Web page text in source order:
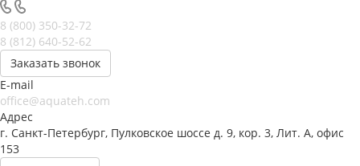
8 (800) 350-32-72
8 (812) 640-52-62
Заказать звонок
E-mail
office@aquateh.com
Адрес
г. Санкт-Петербург, Пулковское шоссе д. 9, кор. 3, Лит. А, офис
153